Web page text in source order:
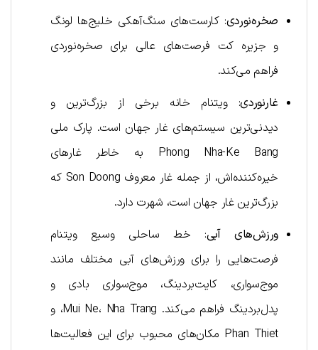
صخره‌نوردی: کارست‌های سنگ‌آهکی خلیج‌ها لونگ
و جزیره کت فرصت‌های عالی برای صخره‌نوردی
فراهم می‌کند.
غارنوردی: ویتنام خانه برخی از بزرگ‌ترین و
دیدنی‌ترین سیستم‌های غار جهان است. پارک ملی
Phong Nha-Ke Bang به خاطر غارهای
خیره‌کننده‌اش، از جمله غار معروف Son Doong که
بزرگ‌ترین غار جهان است، شهرت دارد.
ورزش‌های آبی: خط ساحلی وسیع ویتنام
فرصت‌هایی را برای ورزش‌های آبی مختلف مانند
موج‌سواری، کایت‌بردینگ، موج‌سواری بادی و
پدل‌بردینگ فراهم می‌کند. Mui Ne، Nha Trang، و
Phan Thiet مکان‌های محبوب برای این فعالیت‌ها